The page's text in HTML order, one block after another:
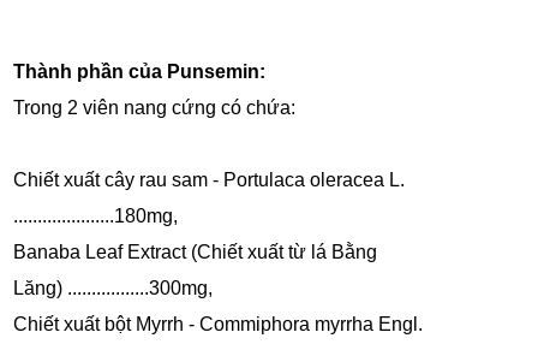
Thành phần của Punsemin:
Trong 2 viên nang cứng có chứa:
Chiết xuất cây rau sam - Portulaca oleracea L.
.....................180mg,
Banaba Leaf Extract (Chiết xuất từ lá Bằng
Lăng) .................300mg,
Chiết xuất bột Myrrh - Commiphora myrrha Engl.